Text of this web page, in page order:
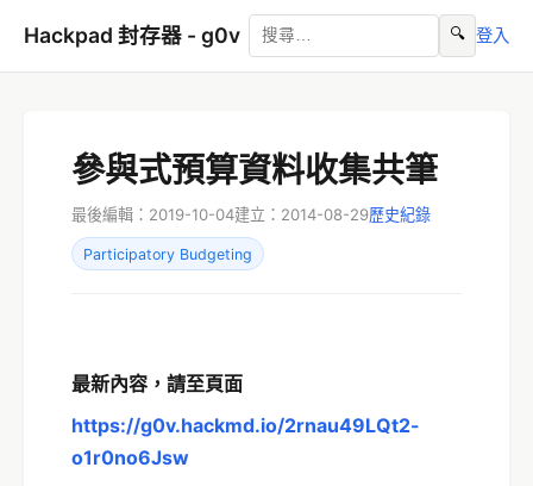
Hackpad 封存器 - g0v 🔍 登入
參與式預算資料收集共筆
最後編輯：2019-10-04建立：2014-08-29歷史紀錄
Participatory Budgeting
最新內容，請至頁面
https://g0v.hackmd.io/2rnau49LQt2-
o1r0no6Jsw